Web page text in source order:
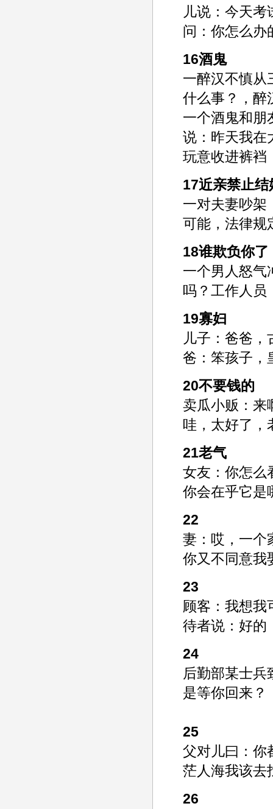
儿说：今天
问：你怎么办
16酒鬼
一醉汉不慎从
什么事？，醉
一个酒鬼和朋
说：昨天我在
玩意收进裤裆
17近亲禁止结
一对夫妻吵架
可能，法律规
18谁欺负你了
一个男人怒气
吗？工作人员
19寡妇
儿子：爸爸
爸：笨孩子，
20不要钱的
卖瓜小贩：来
哇，太好了，
21老气
女友：你怎么
你会在乎它是
22
妻：哎，一个
你又不同意我
23
顾客：我想我
待者说：好的
24
后勤部某士兵
是等你回来？
25
父对儿曰：你
茫人海我该去
26